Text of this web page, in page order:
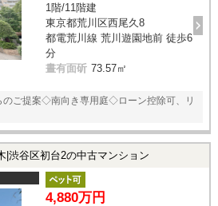
1階/11階建
東京都荒川区西尾久8
都電荒川線 荒川遊園地前 徒歩6
分
晝有面斫 73.57㎡
ご提案◇南向き専用庭◇ローン控除可、リ
|渋谷区初台2の中古マンション
4,880万円